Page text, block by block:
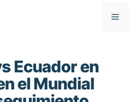
Ecuador en
el Mundial